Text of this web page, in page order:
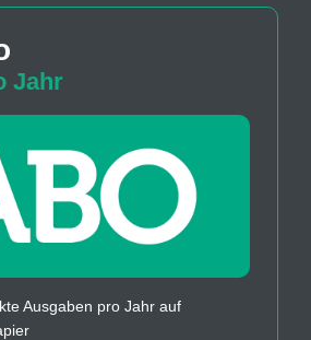
Jahr
Ausgaben pro Jahr auf